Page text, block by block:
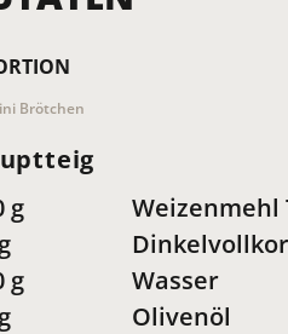
Brötchen
g
Weizenmehl
g
g
Wasser
g
Olivenöl